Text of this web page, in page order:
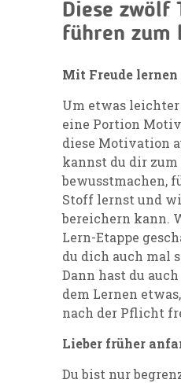
Diese zwölf
führen zum
Mit Freude lernen
Um etwas
eine Portion
diese Motivation
kannst du dir zum
bewusstmachen,
Stoff lernst und
bereichern kann.
Lern-Etappe
du dich auch mal
Dann hast du
dem Lernen
nach der Pflicht
Lieber früher
Du bist nur